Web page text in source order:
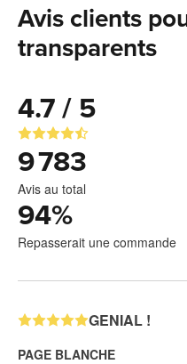
Avis clients
transparents
4.7 / 5
9 783
Avis au total
94%
Repasserait une commande
GENIAL !
PAGE BLANCHE